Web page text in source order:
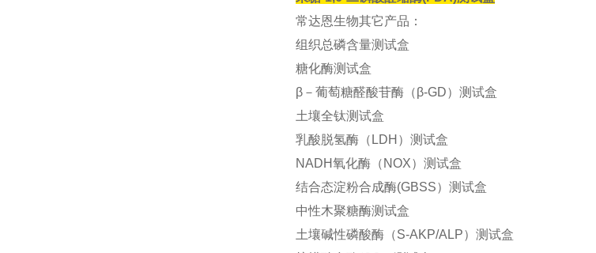
常达恩生物其它产品：
组织总磷含量测试盒
糖化酶测试盒
β－葡萄糖醛酸苷酶（β-GD）测试盒
土壤全钛测试盒
乳酸脱氢酶（LDH）测试盒
NADH氧化酶（NOX）测试盒
结合态淀粉合成酶(GBSS）测试盒
中性木聚糖酶测试盒
土壤碱性磷酸酶（S-AKP/ALP）测试盒